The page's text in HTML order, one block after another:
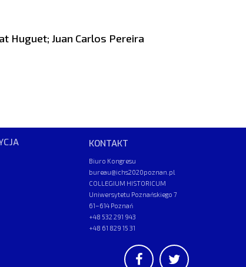
Huguet; Juan Carlos Pereira
KONTAKT
Biuro Kongresu
bureau@ichs2020poznan.pl
COLLEGIUM HISTORICUM
Uniwersytetu Poznańskiego 7
61–614 Poznań
+48 532 291 943
+48 61 829 15 31